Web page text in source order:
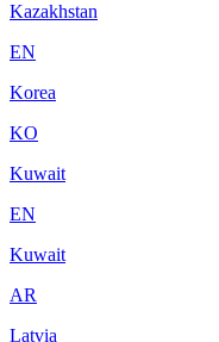
Kazakhstan
EN
Korea
KO
Kuwait
EN
Kuwait
AR
Latvia